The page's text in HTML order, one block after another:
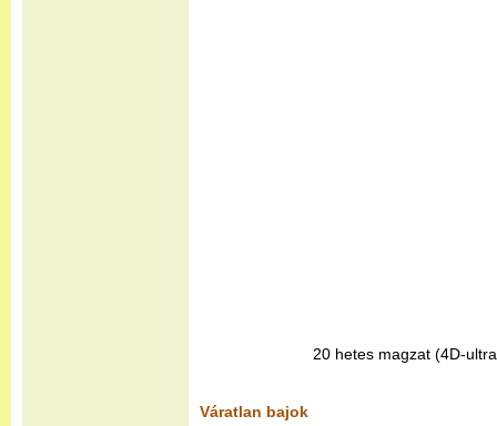
20 hetes magzat (4D-
Váratlan bajok